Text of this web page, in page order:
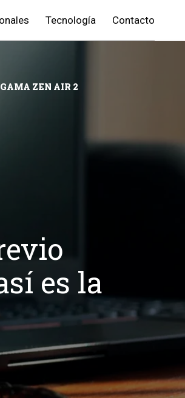
Tecnología Contacto
ZEN AIR 2
es la